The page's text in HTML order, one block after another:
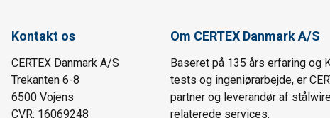
Kontakt os
CERTEX Danmark A/S
Trekanten 6-8
6500 Vojens
CVR: 16069248
Om CERTEX Danmark A/S
Baseret på 135 års erfaring og
tests og ingeniørarbejde, er
partner og leverandør af
relaterede services.